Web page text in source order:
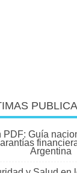
PDF: Guía
Argentina